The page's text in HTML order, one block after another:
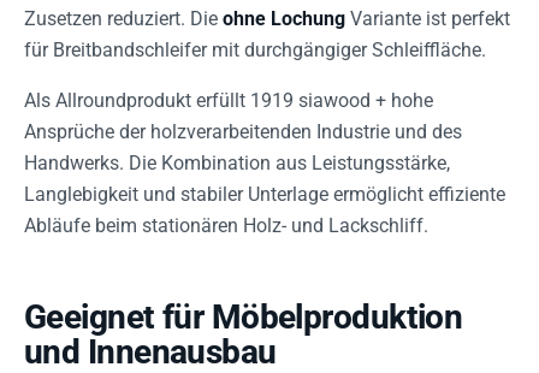
Zusetzen reduziert. Die ohne Lochung Variante ist perfekt
für Breitbandschleifer mit durchgängiger Schleiffläche.
Als Allroundprodukt erfüllt 1919 siawood + hohe
Ansprüche der holzverarbeitenden Industrie und des
Handwerks. Die Kombination aus Leistungsstärke,
Langlebigkeit und stabiler Unterlage ermöglicht effiziente
Abläufe beim stationären Holz- und Lackschliff.
Geeignet für Möbelproduktion
und Innenausbau